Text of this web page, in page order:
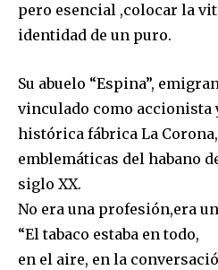
pero esencial ,colocar la
identidad de un puro.
Su abuelo “Espina”,
vinculado como accionista
histórica fábrica La
emblemáticas del habano
siglo XX.
No era una profesión,era
“El tabaco estaba en todo,
en el aire, en la